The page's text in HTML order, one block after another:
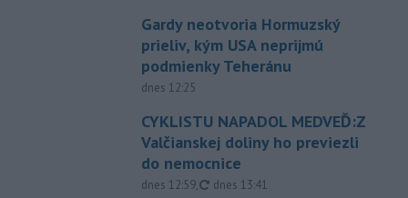
Gardy neotvoria Hormuzský
prieliv, kým USA neprijmú
podmienky Teheránu
dnes 12:25
CYKLISTU NAPADOL MEDVEĎ:Z
Valčianskej doliny ho previezli
do nemocnice
dnes 12:59, aktualizované
dnes 13:41